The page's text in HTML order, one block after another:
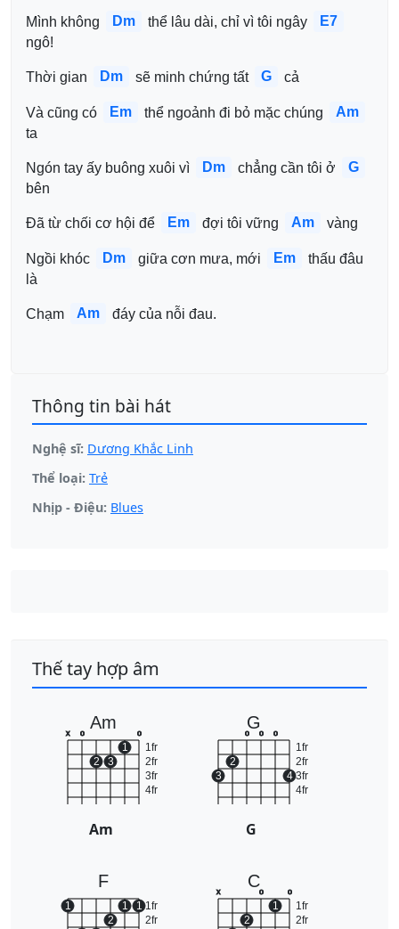
Mình không Dm thể lâu dài, chỉ vì tôi ngây
E7
ngô!
Thời gian Dm sẽ minh chứng tất G cả
Và cũng có Em thể ngoảnh đi bỏ mặc chúng
Am
ta
Ngón tay ấy buông xuôi vì Dm chẳng cần tôi ở
G
bên
Đã từ chối cơ hội để Em đợi tôi vững Am vàng
Ngồi khóc Dm giữa cơn mưa, mới Em
thấu đâu
là
Chạm Am đáy của nỗi đau.
Thông tin bài hát
Nghệ sĩ: Dương Khắc Linh
Thể loại: Trẻ
Nhịp - Điệu: Blues
Thế tay hợp âm
Am
1fr
2fr
3fr
4fr
x o
2 3
1
o
Am
G
1fr
2fr
3fr
4fr
3
2
o o o
4
G
F
1fr
2fr
1
2
1 1
C
1fr
2fr
x
2
o
1
o